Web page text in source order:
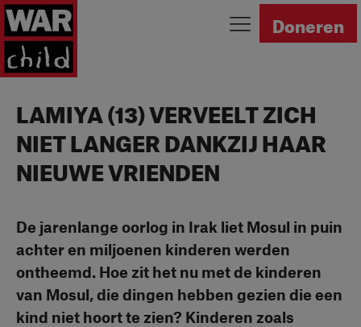
Ga naar homepage Doneren
LAMIYA (13) VERVEELT ZICH
NIET LANGER DANKZIJ HAAR
NIEUWE VRIENDEN
De jarenlange oorlog in Irak liet Mosul in puin
achter en miljoenen kinderen werden
ontheemd. Hoe zit het nu met de kinderen
van Mosul, die dingen hebben gezien die een
kind niet hoort te zien? Kinderen zoals